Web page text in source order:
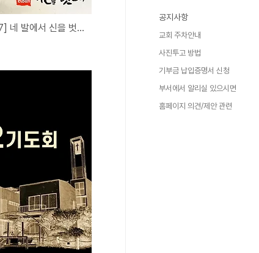
[2024.01.07] 네 발에서 신을 벗으라 ① 떨기나무
공지사항
교회 주차안내
사진투고 방법
기부금 납입증명서 신청
부서에서 알리실 있으시면
홈페이지 의견/제안 관련